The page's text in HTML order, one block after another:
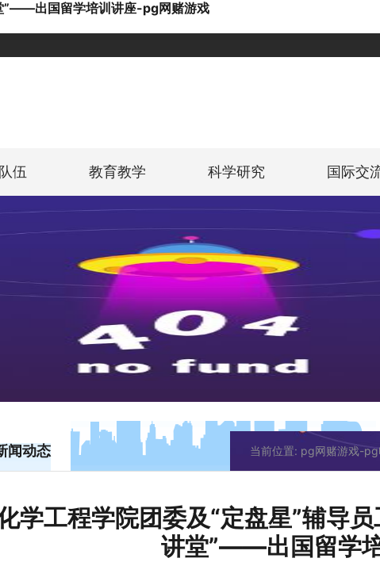
”——出国留学培训讲座-pg网赌游戏
伍 教育教学 科学研究 国际交
闻动态 当前位置: pg网赌游戏-pg
学工程学院团委及“定盘星”辅导
讲堂”——出国留学